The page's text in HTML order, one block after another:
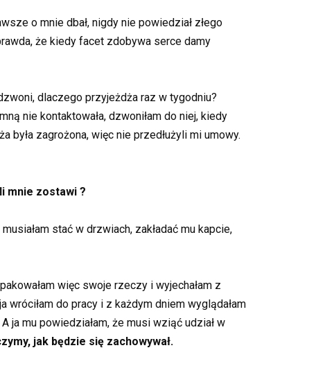
o mnie dbał, nigdy nie powiedział złego
że kiedy facet zdobywa serce damy
dlaczego przyjeżdża raz w tygodniu?
nie kontaktowała, dzwoniłam do niej, kiedy
była zagrożona, więc nie przedłużyli mi umowy.
mnie zostawi ?
stać w drzwiach, zakładać mu kapcie,
więc swoje rzeczy i wyjechałam z
do pracy i z każdym dniem wyglądałam
ja mu powiedziałam, że musi wziąć udział w
jak będzie się zachowywał.